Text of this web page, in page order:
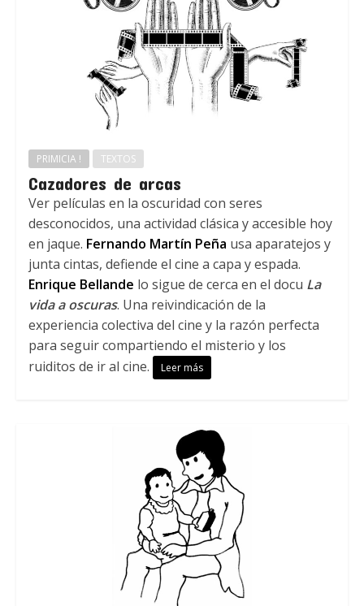
PRIMICIA ! TEXTOS
Cazadores de arcas
Ver películas en la oscuridad con seres
desconocidos, una actividad clásica y accesible hoy
en jaque. Fernando Martín Peña usa aparatejos y
junta cintas, defiende el cine a capa y espada.
Enrique Bellande lo sigue de cerca en el docu La
vida a oscuras. Una reivindicación de la
experiencia colectiva del cine y la razón perfecta
para seguir compartiendo el misterio y los
ruiditos de ir al cine.
Leer más